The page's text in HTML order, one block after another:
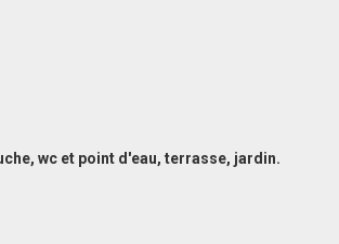
wc et point d'eau, terrasse, jardin.